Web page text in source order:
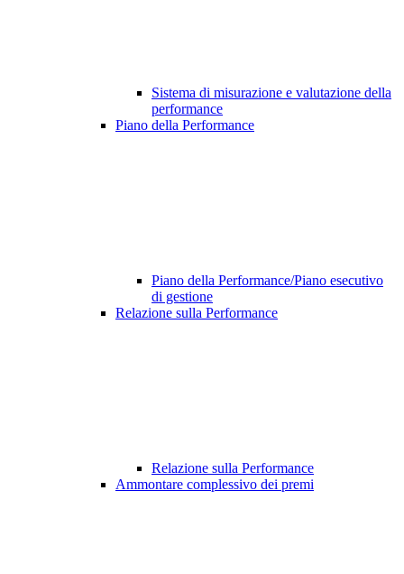
Sistema di misurazione e valutazione della
performance
Piano della Performance
Piano della Performance/Piano esecutivo
di gestione
Relazione sulla Performance
Relazione sulla Performance
Ammontare complessivo dei premi